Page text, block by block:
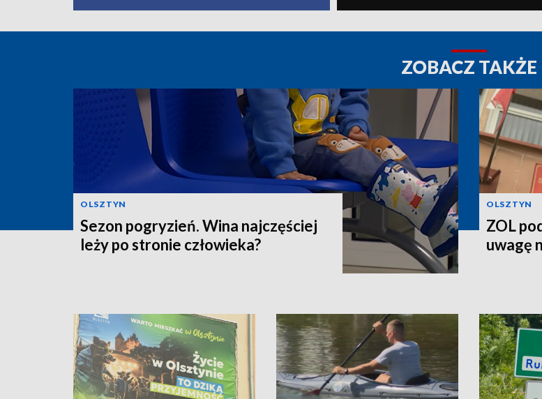
ZOBACZ TAKŻE
OLSZTYN
Sezon pogryzień. Wina najczęściej
leży po stronie człowieka?
OLSZTYN
ZOL
uwagę